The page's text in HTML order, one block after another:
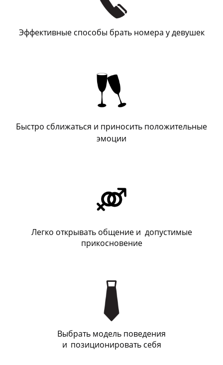
Эффективные способы брать номера у девушек
Быстро сближаться и приносить положительные
эмоции
Легко открывать общение и допустимые
прикосновение
Выбрать модель поведения
и позиционировать себя